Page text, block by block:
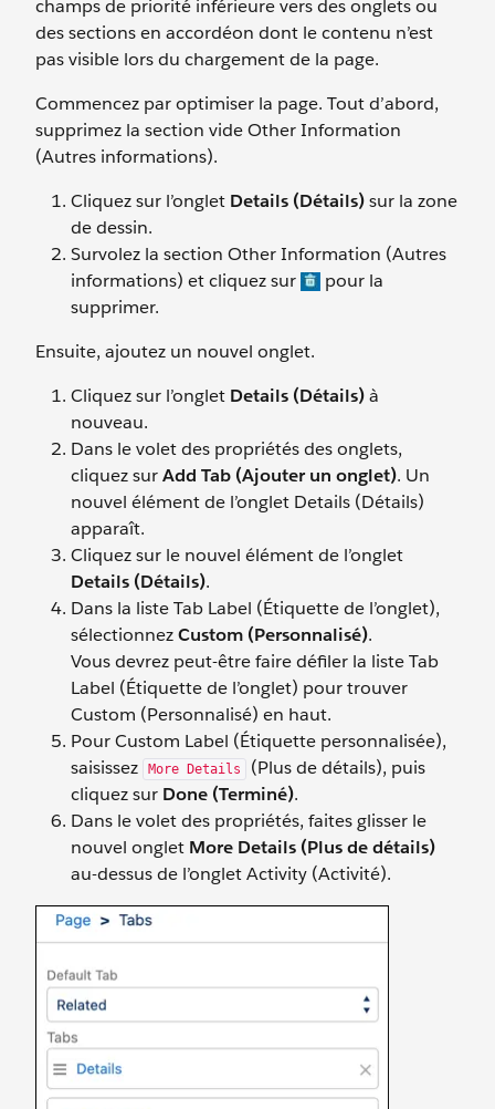
champs de priorité inférieure vers des onglets ou
des sections en accordéon dont le contenu n’est
pas visible lors du chargement de la page.
Commencez par optimiser la page. Tout d’abord,
supprimez la section vide Other Information
(Autres informations).
Cliquez sur l’onglet Details (Détails)sur la zone
de dessin.
Survolez la section Other Information (Autres
informations) et cliquez sur
pour la
supprimer.
Ensuite, ajoutez un nouvel onglet.
Cliquez sur l’onglet Details (Détails)à
nouveau.
Dans le volet des propriétés des onglets,
cliquez surAdd Tab (Ajouter un onglet). Un
nouvel élément de l’onglet Details (Détails)
apparaît.
Cliquez sur le nouvel élément de l’onglet
Details (Détails).
Dans la liste Tab Label (Étiquette de l’onglet),
sélectionnezCustom (Personnalisé).
Vous devrez peut-être faire défiler la liste Tab
Label (Étiquette de l’onglet) pour trouver
Custom (Personnalisé) en haut.
Pour Custom Label (Étiquette personnalisée),
saisissez
More Details
(Plus de détails), puis
cliquez sur Done (Terminé).
Dans le volet des propriétés, faites glisser le
nouvel onglet More Details (Plus de détails)
au-dessus de l’onglet Activity (Activité).